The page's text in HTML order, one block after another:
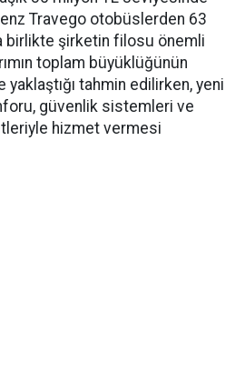
Travego otobüslerden 63
birlikte şirketin filosu önemli
toplam büyüklüğünün
yaklaştığı tahmin edilirken, yeni
güvenlik sistemleri ve
hizmet vermesi